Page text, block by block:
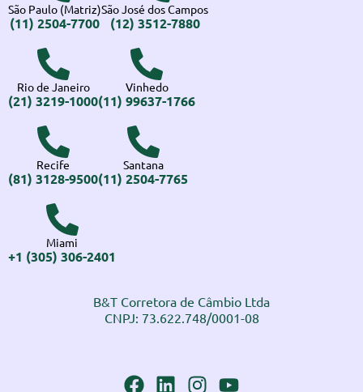
São Paulo (Matriz)
(11) 2504-7700
São José dos Campos
(12) 3512-7880
Rio de Janeiro
(21) 3219-1000
Vinhedo
(11) 99637-1766
Recife
(81) 3128-9500
Santana
(11) 2504-7765
Miami
+1 (305) 306-2401
B&T Corretora de Câmbio Ltda
CNPJ: 73.622.748/0001-08